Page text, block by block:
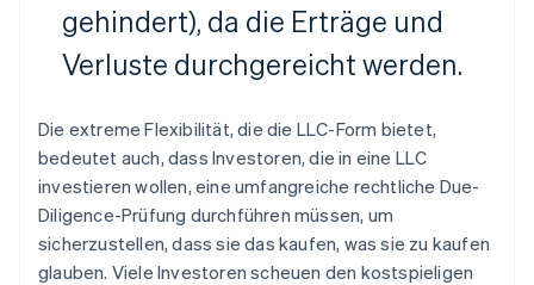
gehindert), da die Erträge und
Verluste durchgereicht werden.
Die extreme Flexibilität, die die LLC-Form bietet,
bedeutet auch, dass Investoren, die in eine LLC
investieren wollen, eine umfangreiche rechtliche Due-
Diligence-Prüfung durchführen müssen, um
sicherzustellen, dass sie das kaufen, was sie zu kaufen
glauben. Viele Investoren scheuen den kostspieligen